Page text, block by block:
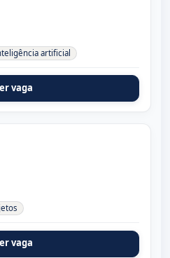
artificial
vaga
vaga